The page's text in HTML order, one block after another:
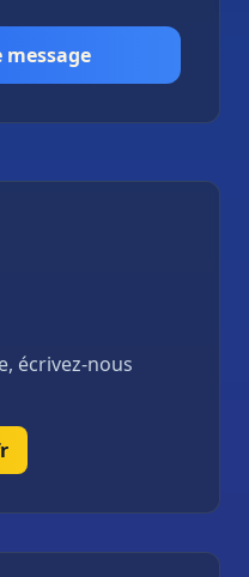
message
écrivez-nous